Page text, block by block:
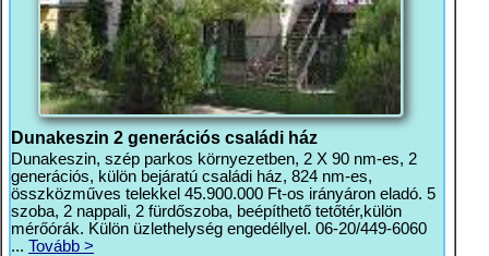
Dunakeszin 2 generációs családi ház
Dunakeszin, szép parkos környezetben, 2 X 90 nm-es, 2
generációs, külön bejáratú családi ház, 824 nm-es,
összközműves telekkel 45.900.000 Ft-os irányáron eladó. 5
szoba, 2 nappali, 2 fürdőszoba, beépíthető tetőtér,külön
mérőórák. Külön üzlethelység engedéllyel. 06-20/449-6060
... Tovább >